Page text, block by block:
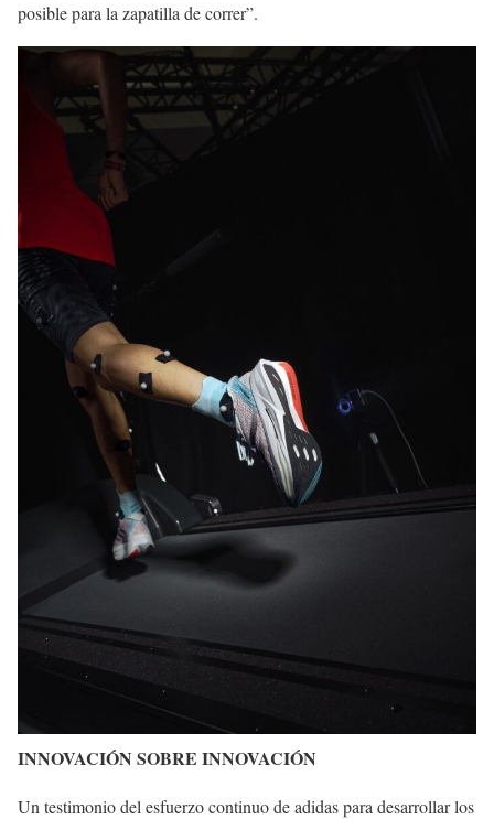
posible para la zapatilla de correr”.
INNOVACIÓN SOBRE INNOVACIÓN
Un testimonio del esfuerzo continuo de adidas para desarrollar los